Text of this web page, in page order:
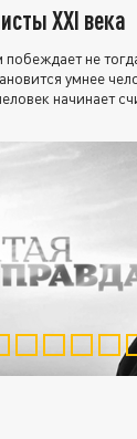
XXI века
не
умнее
начинает